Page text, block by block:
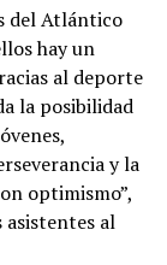
del Atlántico
hay un
al deporte
la posibilidad
y la
optimismo”,
al